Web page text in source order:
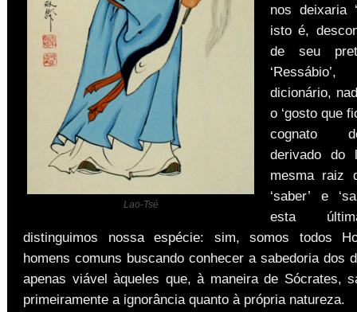
Lao-Tsé
nos deixaria
isto é,
de seu
dicionário,
o ‘gosto que
cognato
derivado
mesma raiz
‘saber’ e
esta
distinguimos nossa espécie: sim, somos todos
homens comuns buscando conhecer a sabedoria dos
apenas viável àqueles que, à maneira de Sócrates,
primeiramente a ignorância quanto à própria natureza.